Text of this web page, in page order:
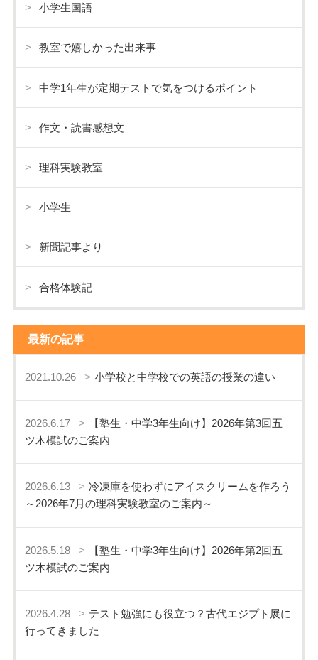
小学生国語
教室で嬉しかった出来事
中学1年生が定期テストで気をつけるポイント
作文・読書感想文
理科実験教室
小学生
新聞記事より
合格体験記
最新の記事
2021.10.26 小学校と中学校での英語の授業の違い
2026.6.17
【塾生・中学3年生向け】2026年第3回五
ツ木模試のご案内
2026.6.13
冷凍庫を使わずにアイスクリームを作ろう
～2026年7月の理科実験教室のご案内～
2026.5.18
【塾生・中学3年生向け】2026年第2回五
ツ木模試のご案内
2026.4.28
テスト勉強にも役立つ？古代エジプト展に
行ってきました